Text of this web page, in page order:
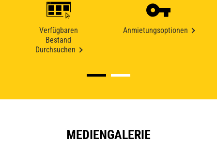
Verfügbaren
Bestand
Durchsuchen
Anmietungsoptionen
MEDIENGALERIE